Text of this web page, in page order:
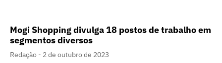
Mogi Shopping divulga 18 postos de trabalho em
segmentos diversos
Redação
2 de outubro de 2023